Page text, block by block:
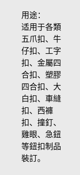
用途：
适用于各類
五爪扣、牛
仔扣、工字
扣、金屬四
合扣、塑膠
四合扣、大
白扣、車縫
扣、西褲
扣、撞釘、
雞眼、急鈕
等鈕扣制品
裝訂。